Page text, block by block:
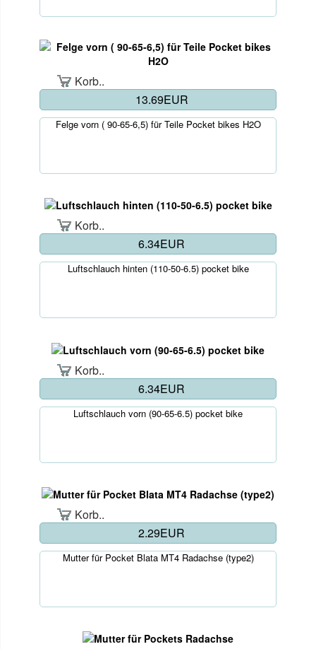
Korb..
13.69EUR
Felge vorn ( 90-65-6,5) für Teile Pocket bikes H2O
Korb..
6.34EUR
Luftschlauch hinten (110-50-6.5) pocket bike
Korb..
6.34EUR
Luftschlauch vorn (90-65-6.5) pocket bike
Korb..
2.29EUR
Mutter für Pocket Blata MT4 Radachse (type2)